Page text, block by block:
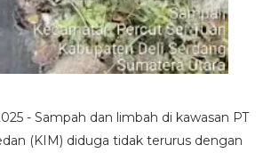
- Sampah dan limbah di kawasan PT
(KIM) diduga tidak terurus dengan